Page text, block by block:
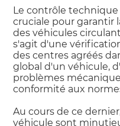
Le contrôle
cruciale pour garantir
des véhicules
s'agit d'une
des centres agréés
global d'un véhicule,
problèmes
conformité aux
Au cours de ce
véhicule sont